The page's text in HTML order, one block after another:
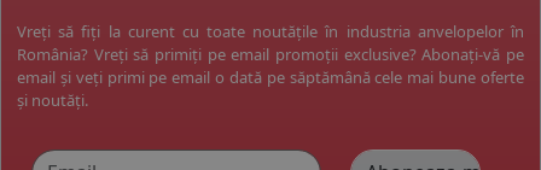
Vreți să fiți la curent cu toate noutățile în industria anvelopelor în
România? Vreți să primiți pe email promoții exclusive? Abonați-vă pe
email și veți primi pe email o dată pe săptămână cele mai bune oferte
și noutăți.